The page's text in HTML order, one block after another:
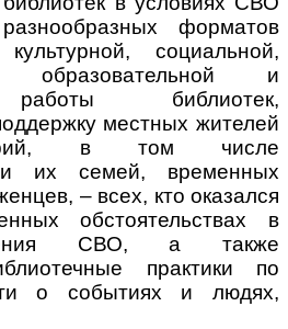
форматов
социальной,
образовательной и
работы библиотек,
местных жителей
в том числе
и их семей, временных
– всех, кто оказался
обстоятельствах в
СВО, а также
практики по
о событиях и людях,